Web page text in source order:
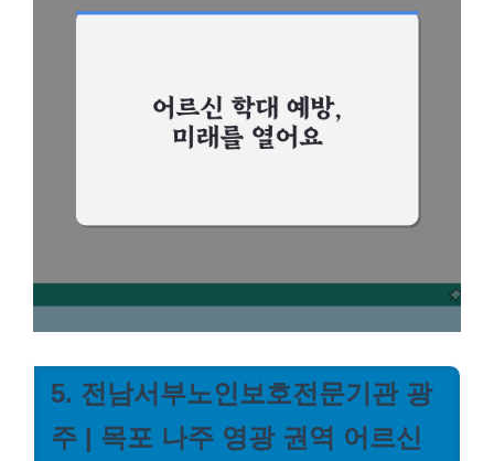
5. 전남서부노인보호전문기관 광
주 | 목포 나주 영광 권역 어르신